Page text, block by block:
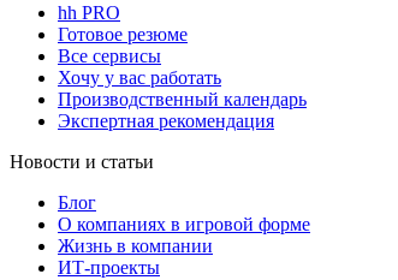
hh PRO
Готовое резюме
Все сервисы
Хочу у вас работать
Производственный календарь
Экспертная рекомендация
Новости и статьи
Блог
О компаниях в игровой форме
Жизнь в компании
ИТ-проекты